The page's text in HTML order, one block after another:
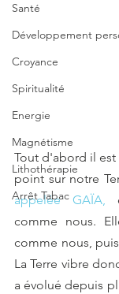
Santé
Développement
Croyance
Spiritualité
Energie
Magnétisme
Lithothérapie
Arrêt Tabac
Tout d'abord il
point sur notre
appelée GAÏA,
comme nous.
comme nous,
La Terre vibre
a évolué depuis